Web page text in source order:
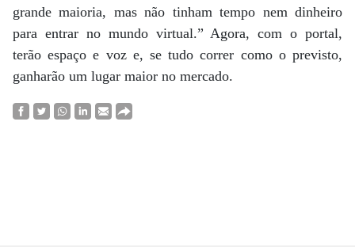
grande maioria, mas não tinham tempo nem dinheiro
para entrar no mundo virtual.” Agora, com o portal,
terão espaço e voz e, se tudo correr como o previsto,
ganharão um lugar maior no mercado.